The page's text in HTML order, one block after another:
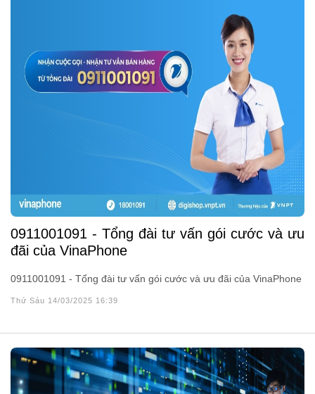
0911001091 - Tổng đài tư vấn gói cước và ưu
đãi của VinaPhone
0911001091 - Tổng đài tư vấn gói cước và ưu đãi của VinaPhone
Thứ Sáu 14/03/2025 16:39